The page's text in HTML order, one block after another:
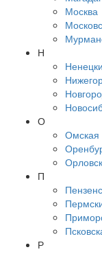
Москва
Н
О
Омская
П
Р